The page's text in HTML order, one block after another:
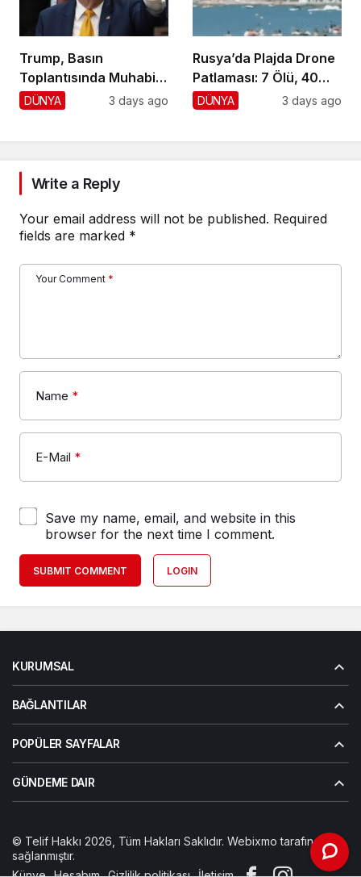
Trump, Basın
Toplantısında Muhabiri
Fena Yerden Aldı
DÜNYA 3 days ago
Rusya’da Plajda Drone
Patlaması: 7 Ölü, 40
Yaralı
DÜNYA 3 days ago
Write a Reply
Your email address will not be published. Required
fields are marked *
Your Comment *
Name *
E-Mail *
Save my name, email, and website in this
browser for the next time I comment.
SUBMIT COMMENT LOGIN
KURUMSAL
BAĞLANTILAR
POPÜLER SAYFALAR
GÜNDEME DAIR
© Telif Hakkı 2026, Tüm Hakları Saklıdır. Webixmo tarafından
sağlanmıştır.